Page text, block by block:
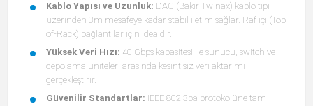
Kablo Yapısı ve Uzunluk: DAC (Bakır Twinax) kablo tipi
üzerinden 3m mesafeye kadar stabil iletim sağlar. Raf içi (Top-
of-Rack) bağlantılar için idealdir.
Yüksek Veri Hızı: 40 Gbps kapasitesi ile sunucu, switch ve
depolama üniteleri arasında kesintisiz veri aktarımı
gerçekleştirir.
Güvenilir Standartlar: IEEE 802.3ba protokolüne tam